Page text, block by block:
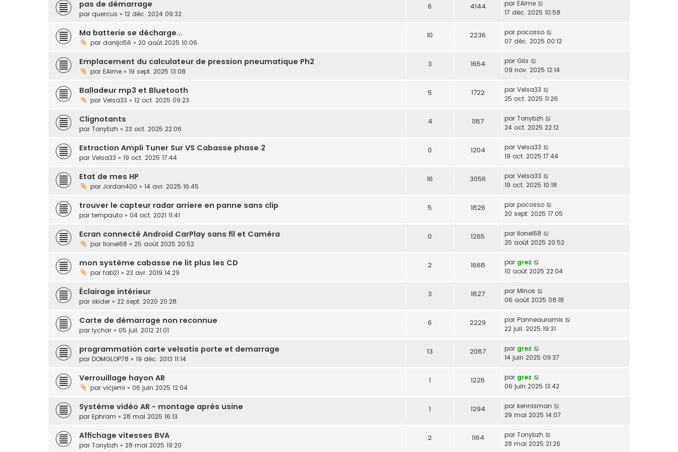
pas de démarrage
par quercus » 12 déc. 2024 09:32
6 4144 par EAime
17 déc. 2025 10:58
Ma batterie se décharge...
par danijo56 » 20 août 2025 10:06
10 2236 par pocosso
07 déc. 2025 00:12
Emplacement du calculateur de pression pneumatique Ph2
par EAime » 19 sept. 2025 13:08
3 1654 par Gils
09 nov. 2025 12:14
Balladeur mp3 et Bluetooth
par Velsa33 » 12 oct. 2025 09:23
5 1722 par Velsa33
25 oct. 2025 11:26
Clignotants
par Tonybzh » 23 oct. 2025 22:06
4 1187 par Tonybzh
24 oct. 2025 22:12
Extraction Ampli Tuner Sur VS Cabasse phase 2
par Velsa33 » 19 oct. 2025 17:44
0 1204 par Velsa33
19 oct. 2025 17:44
Etat de mes HP
par Jordan400 » 14 avr. 2025 16:45
16 3056 par Velsa33
19 oct. 2025 10:18
trouver le capteur radar arriere en panne sans clip
par tempauto » 04 oct. 2021 11:41
5 1826 par pocosso
20 sept. 2025 17:05
Ecran connecté Android CarPlay sans fil et Caméra
par lionel68 » 25 août 2025 20:52
0 1265 par lionel68
25 août 2025 20:52
mon système cabasse ne lit plus les CD
par fab21 » 23 avr. 2019 14:29
2 1668 par grez
10 août 2025 22:04
Éclairage intérieur
par skider » 22 sept. 2020 20:28
3 1827 par Minos
06 août 2025 08:18
Carte de démarrage non reconnue
par lychar » 05 juil. 2012 21:01
6 2229 par Panneauramix
22 juil. 2025 19:31
programmation carte velsatis porte et demarrage
par DOMGLOP78 » 19 déc. 2013 11:14
13 2087 par grez
14 juin 2025 09:37
Verrouillage hayon AR
par vicjemi » 06 juin 2025 12:04
1 1226 par grez
06 juin 2025 13:42
Système vidéo AR - montage après usine
par Ephram » 28 mai 2025 16:13
1 1294 par kennisman
29 mai 2025 14:07
Affichage vitesses BVA
par Tonybzh » 28 mai 2025 19:20
2 1164 par Tonybzh
28 mai 2025 21:26